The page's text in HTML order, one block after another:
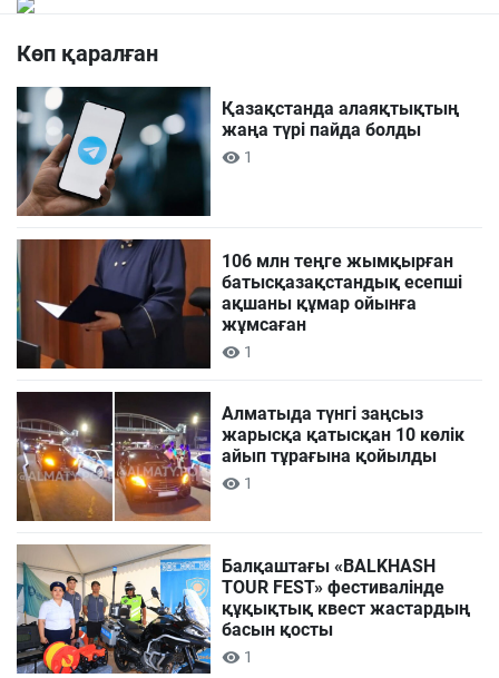
Көп қаралған
Қазақстанда алаяқтықтың
жаңа түрі пайда болды
1
106 млн теңге жымқырған
батысқазақстандық есепші
ақшаны құмар ойынға
жұмсаған
1
Алматыда түнгі заңсыз
жарысқа қатысқан 10 көлік
айып тұрағына қойылды
1
Балқаштағы «BALKHASH
TOUR FEST» фестивалінде
құқықтық квест жастардың
басын қосты
1